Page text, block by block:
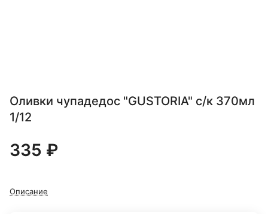
Оливки чупадедос "GUSTORIA" с/к 370мл
1/12
335 ₽
Описание